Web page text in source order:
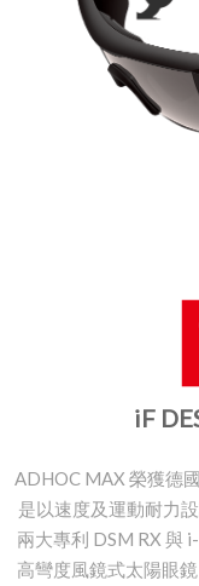
iF
ADHOC MAX 榮獲德
是以速度及運動耐力
兩大專利 DSM RX 與
高彎度風鏡式太陽眼